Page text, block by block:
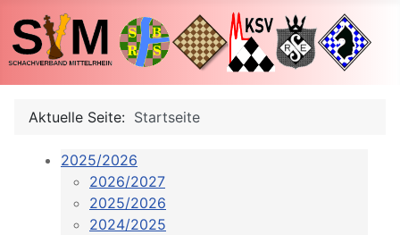
Aktuelle Seite: Startseite
2025/2026
2026/2027
2025/2026
2024/2025